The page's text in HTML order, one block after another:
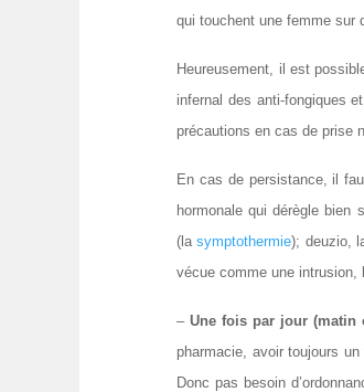
qui touchent une femme sur
Heureusement, il est
infernal des anti-fongiques
précautions en cas de prise
En cas de persistance, il
hormonale qui dérègle
(lasymptothermie); deuzio,
vécue comme une
–Une fois par jour
pharmacie, avoir toujours
Donc pas besoin